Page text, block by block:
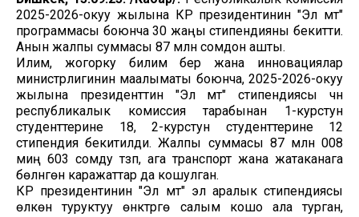
2025-2026-окуу жылына КР президентинин "Эл үмүтү"
программасы боюнча 30 жаңы стипендияны бекитти.
Анын жалпы суммасы 87 млн сомдон ашты.
Илим, жогорку билим берүү жана инновациялар
министрлигинин маалыматы боюнча, 2025-2026-окуу
жылына президенттин "Эл үмүтү" стипендиясы үчүн
республикалык комиссия тарабынан 1-курстун
студенттерине 18, 2-курстун студенттерине 12
стипендия бекитилди. Жалпы суммасы 87 млн 008
миң 603 сомду түзүп, ага транспорт жана жатаканага
бөлүнгөн каражаттар да кошулган.
КР президентинин "Эл үмүтү" эл аралык стипендиясы
өлкөнү туруктуу өнүктүрүүгө салым кошо ала турган,